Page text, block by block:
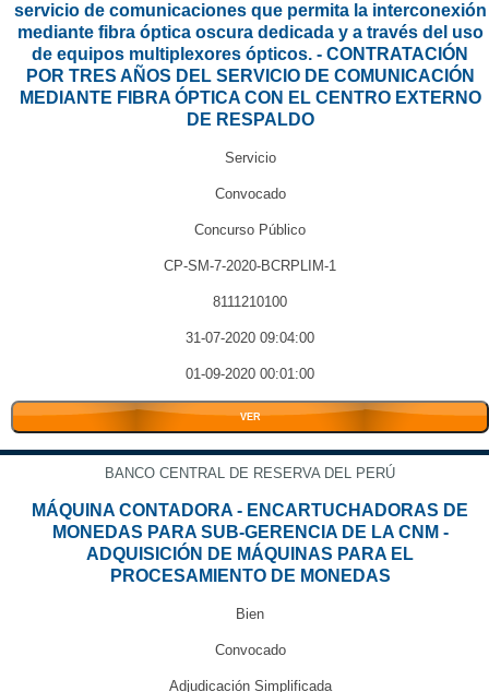
servicio de comunicaciones que permita la interconexión
mediante fibra óptica oscura dedicada y a través del uso
de equipos multiplexores ópticos. - CONTRATACIÓN
POR TRES AÑOS DEL SERVICIO DE COMUNICACIÓN
MEDIANTE FIBRA ÓPTICA CON EL CENTRO EXTERNO
DE RESPALDO
Servicio
Convocado
Concurso Público
CP-SM-7-2020-BCRPLIM-1
8111210100
31-07-2020 09:04:00
01-09-2020 00:01:00
VER
BANCO CENTRAL DE RESERVA DEL PERÚ
MÁQUINA CONTADORA - ENCARTUCHADORAS DE
MONEDAS PARA SUB-GERENCIA DE LA CNM -
ADQUISICIÓN DE MÁQUINAS PARA EL
PROCESAMIENTO DE MONEDAS
Bien
Convocado
Adjudicación Simplificada